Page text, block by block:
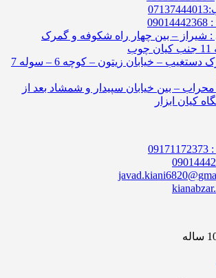
شیراز – بین چهار راه شکوفه و گمرک
شعبه 2 : شهرک دستغیب – خیابان زیتون – کوچه 6 – سوله 7
بلوار محراب – بین خیابان سپیدار و شمشاد بعد از
کیان ابزار